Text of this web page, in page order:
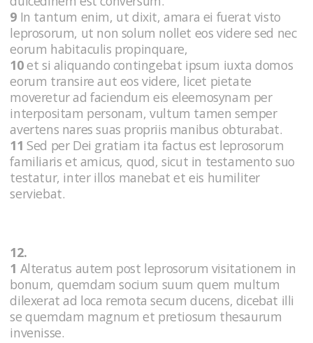
9 In tantum enim, ut dixit, amara ei fuerat visto
leprosorum, ut non solum nollet eos videre sed nec
eorum habitaculis propinquare,
10et si aliquando contingebat ipsum iuxta domos
eorum transire aut eos videre, licet pietate
moveretur ad faciendum eis eleemosynam per
interpositam personam, vultum tamen semper
avertens nares suas propriis manibus obturabat.
11 Sed per Dei gratiam ita factus est leprosorum
familiaris et amicus, quod, sicut in testamento suo
testatur, inter illos manebat et eis humiliter
serviebat.
12.
1 Alteratus autem post leprosorum visitationem in
bonum, quemdam socium suum quem multum
dilexerat ad loca remota secum ducens, dicebat illi
se quemdam magnum et pretiosum thesaurum
invenisse.